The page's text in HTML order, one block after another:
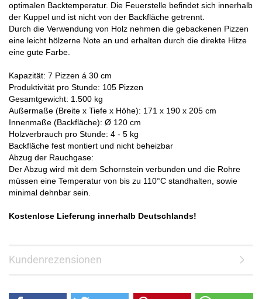
optimalen Backtemperatur. Die Feuerstelle befindet sich innerhalb
der Kuppel und ist nicht von der Backfläche getrennt.
Durch die Verwendung von Holz nehmen die gebackenen Pizzen
eine leicht hölzerne Note an und erhalten durch die direkte Hitze
eine gute Farbe.
Kapazität: 7 Pizzen á 30 cm
Produktivität pro Stunde: 105 Pizzen
Gesamtgewicht: 1.500 kg
Außermaße (Breite x Tiefe x Höhe): 171 x 190 x 205 cm
Innenmaße (Backfläche): Ø 120 cm
Holzverbrauch pro Stunde: 4 - 5 kg
Backfläche fest montiert und nicht beheizbar
Abzug der Rauchgase:
Der Abzug wird mit dem Schornstein verbunden und die Rohre
müssen eine Temperatur von bis zu 110°C standhalten, sowie
minimal dehnbar sein.
Kostenlose Lieferung innerhalb Deutschlands!
Kundenrezensionen